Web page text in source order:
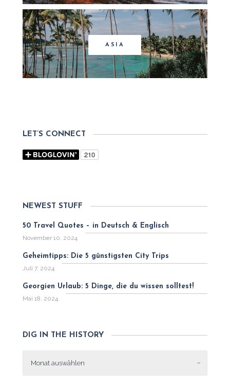
ASIA
LET’S CONNECT
NEWEST STUFF
50 Travel Quotes – in Deutsch & Englisch
November 10, 2024
Geheimtipps: Die 5 günstigsten City Trips
Juli 7, 2024
Georgien Urlaub: 5 Dinge, die du wissen solltest!
Mai 18, 2024
DIG IN THE HISTORY